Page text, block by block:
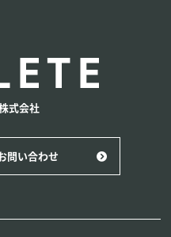
ATHLETE
式会社
問い合わせ